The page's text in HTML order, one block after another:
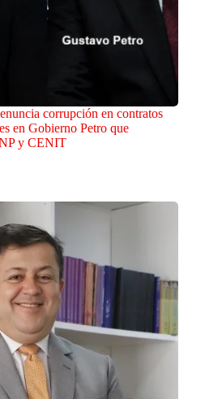
corrupción en contratos
en Gobierno Petro que
y CENIT